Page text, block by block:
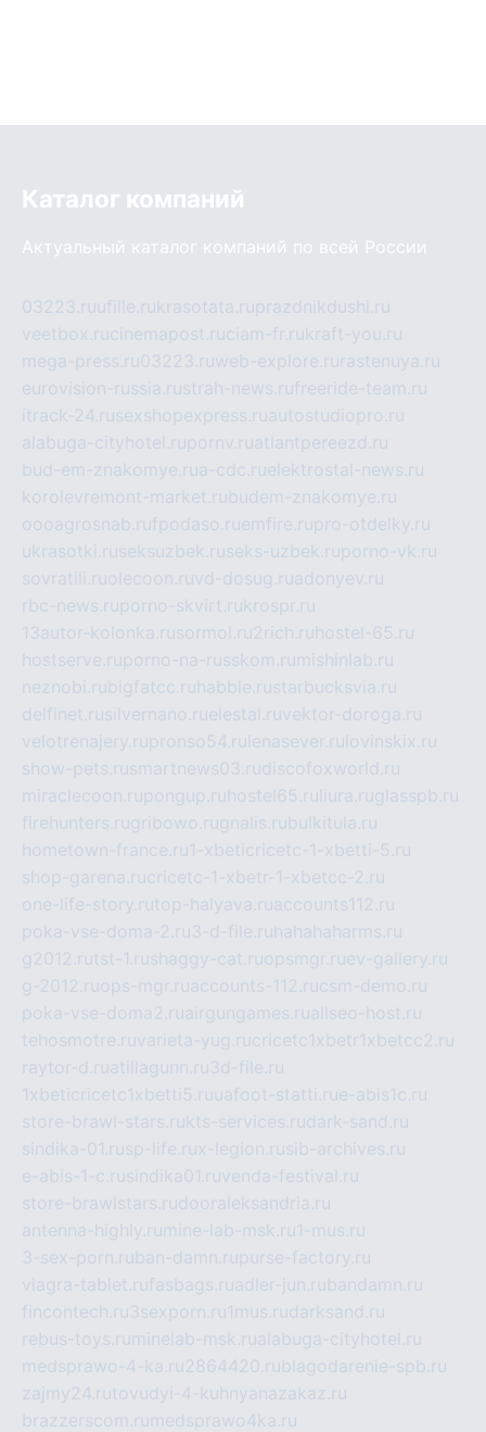
Каталог компаний
Актуальный каталог компаний по всей России
03223.ruufille.rukrasotata.ruprazdnikdushi.ru
veetbox.rucinemapost.ruciam-fr.rukraft-you.ru
mega-press.ru03223.ruweb-explore.ru rastenuya.ru
eurovision-russia.rustrah-news.rufreeride-team.ru
itrack-24.rusexshopexpress.ruautostudiopro.ru
alabuga-cityhotel.rupornv.ruatlantpereezd.ru
bud-em-znakomye.rua-cdc.ruelektrostal-news.ru
korolevremont-market.rubudem-znakomye.ru
oooagrosnab.rufpodaso.ruemfire.rupro-otdelky.ru
ukrasotki.ruseksuzbek.ruseks-uzbek.ruporno-vk.ru
sovratili.ruolecoon.ruvd-dosug.ruadonyev.ru
rbc-news.ruporno-skvirt.rukrospr.ru
13autor-kolonka.rusormol.ru2rich.ru hostel-65.ru
hostserve.ruporno-na-russkom.ru mishinlab.ru
neznobi.rubigfatcc.ru habble.rustarbucksvia.ru
delfinet.rusilvernano.ruelestal.ruvektor-doroga.ru
velotrenajery.rupronso54.ru lenasever.ru lovinskix.ru
show-pets.rusmartnews03.rudiscofoxworld.ru
miraclecoon.rupongup.ru hostel65.ru liura.ruglasspb.ru
firehunters.rugribowo.rugnalis.rubulkitula.ru
hometown-france.ru1-xbeticricetc-1-xbetti-5.ru
shop-garena.rucricetc-1-xbetr-1-xbetcc-2.ru
one-life-story.rutop-halyava.ruaccounts112.ru
poka-vse-doma-2.ru3-d-file.ru hahahaharms.ru
g2012.rutst-1.rushaggy-cat.ruopsmgr.ruev-gallery.ru
g-2012.ruops-mgr.ruaccounts-112.rucsm-demo.ru
poka-vse-doma2.ruairgungames.ruallseo-host.ru
tehosmotre.ruvarieta-yug.rucricetc1xbetr1xbetcc2.ru
raytor-d.ruatillagunn.ru3d-file.ru
1xbeticricetc1xbetti5.ruuafoot-statti.rue-abis1c.ru
store-brawl-stars.rukts-services.rudark-sand.ru
sindika-01.rusp-life.rux-legion.rusib-archives.ru
e-abis-1-c.rusindika01.ruvenda-festival.ru
store-brawlstars.rudooraleksandria.ru
antenna-highly.ru mine-lab-msk.ru1-mus.ru
3-sex-porn.ruban-damn.rupurse-factory.ru
viagra-tablet.rufasbags.ruadler-jun.rubandamn.ru
fincontech.ru3sexporn.ru1mus.rudarksand.ru
rebus-toys.ru minelab-msk.rualabuga-cityhotel.ru
medsprawo-4-ka.ru2864420.rublagodarenie-spb.ru
zajmy24.rutovudyi-4-kuhnyanazakaz.ru
brazzerscom.ru medsprawo4ka.ru